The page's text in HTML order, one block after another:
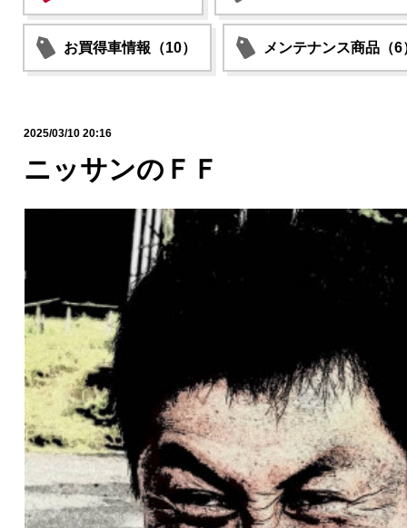
お買得車情報（10） メンテナンス商品（6
2025/03/10 20:16
ニッサンのＦＦ